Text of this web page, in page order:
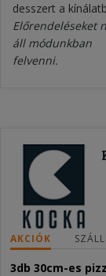
desszert a
Előrendeléseket
áll módunkban
felvenni.
AKCIÓK
3db 30cm-es